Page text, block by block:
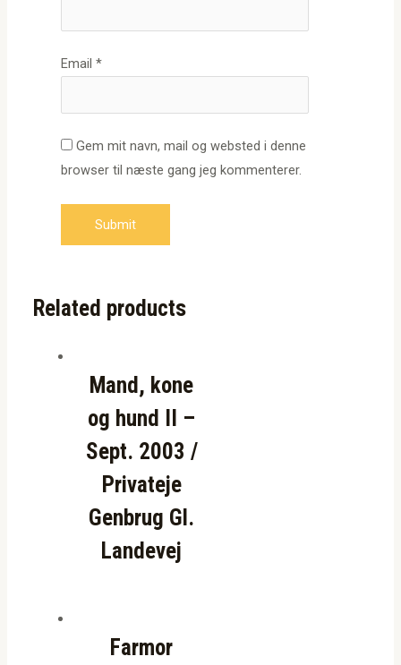
Email*
Gem mit navn, mail og websted i denne
browser til næste gang jeg kommenterer.
Related products
Mand, kone
og hund II –
Sept. 2003 /
Privateje
Genbrug Gl.
Landevej
Farmor